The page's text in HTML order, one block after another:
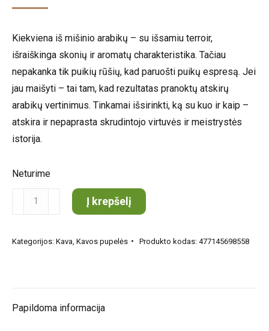
Kiekviena iš mišinio arabikų – su išsamiu terroir,
išraiškinga skonių ir aromatų charakteristika. Tačiau
nepakanka tik puikių rūšių, kad paruošti puikų espresą. Jei
jau maišyti – tai tam, kad rezultatas pranoktų atskirų
arabikų vertinimus. Tinkamai išsirinkti, ką su kuo ir kaip –
atskira ir nepaprasta skrudintojo virtuvės ir meistrystės
istorija.
Neturime
produkto
kiekis:
COFFEE
150g
Į krepšelį
Kategorijos: Kava Kavos pupelės Produkto kodas: 477145698558
Papildoma informacija